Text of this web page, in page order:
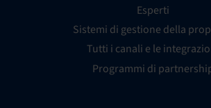
Esperti
Sistemi di gestione della
Tutti i canali e le
Programmi di